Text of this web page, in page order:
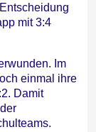
mit 3:4
Im
einmal ihre
Damit